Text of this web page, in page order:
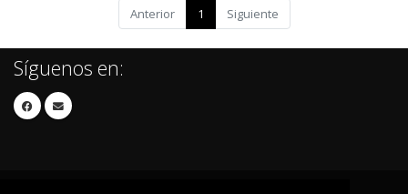
Anterior 1 Siguiente
Síguenos en: